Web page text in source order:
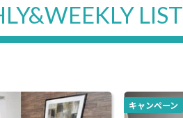
LIST
キャンペーン